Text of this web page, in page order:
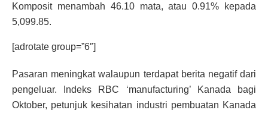
Komposit menambah 46.10 mata, atau 0.91% kepada
5,099.85.
[adrotate group=”6″]
Pasaran meningkat walaupun terdapat berita negatif dari
pengeluar. Indeks RBC ‘manufacturing’ Kanada bagi
Oktober, petunjuk kesihatan industri pembuatan Kanada